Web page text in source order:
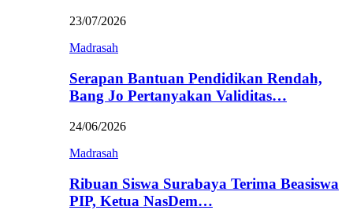
23/07/2026
Madrasah
Serapan Bantuan Pendidikan Rendah,
Bang Jo Pertanyakan Validitas…
24/06/2026
Madrasah
Ribuan Siswa Surabaya Terima Beasiswa
PIP, Ketua NasDem…